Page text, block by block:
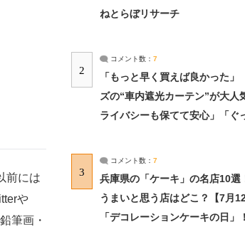
前には
や
筆画・
ねとらぼリサーチ
2
コメント数： 7
「もっと早く買えば良かった
ズの“車内遮光カーテン”が大
ライバシーも保てて安心」「ぐ
3
コメント数： 7
兵庫県の「ケーキ」の名店10
うまいと思う店はどこ？【7月
「デコレーションケーキの日」